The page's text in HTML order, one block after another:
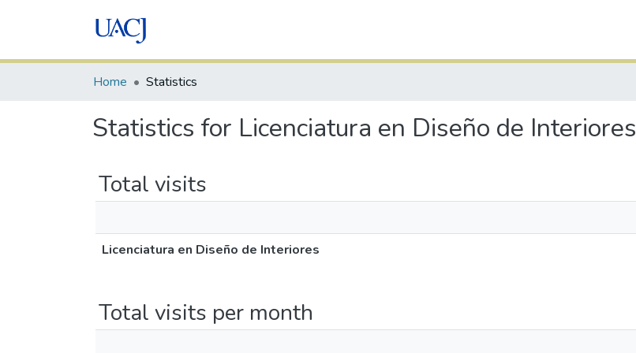
Home Statistics
Statistics for Licenciatura en Diseño de Interiores
Total visits
Licenciatura en Diseño de Interiores
Total visits per month